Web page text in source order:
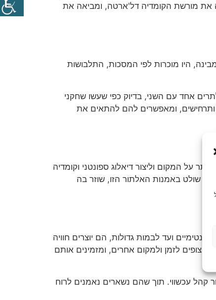
את מורשת הקומדיה דל'ארטה, ומביאה את
היו מוכרות לפי המסכות, התלבושות
אחד עם השני, בדיוק כפי שעשו שחקני
ותרחישים, ומאפשרים להם להתאים את
על המקום וליצור דיאלוג ספונטני וקומדיה
שולט באמנות האלתור הזו, שוזר בה
ועד לבמות גדולות, הם יוצרים חוויה
לזמן ולמקום אחרים, ומזמינים אותם
קהל עכשווי. תוך שהם נשארים נאמנים לרוח